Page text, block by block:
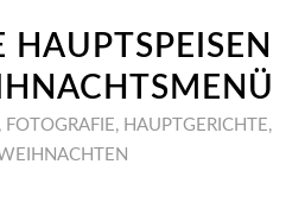
HAUPTSPEISEN
, FOTOGRAFIE, HAUPTGERICHTE,